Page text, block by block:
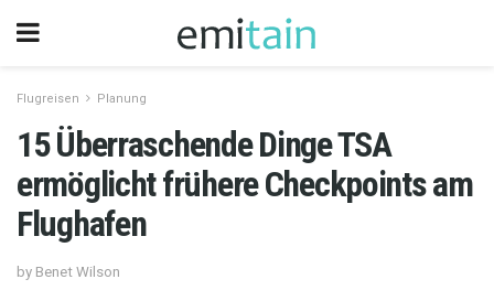
Flugreisen Planung
15 Überraschende Dinge TSA
ermöglicht frühere Checkpoints am
Flughafen
by Benet Wilson